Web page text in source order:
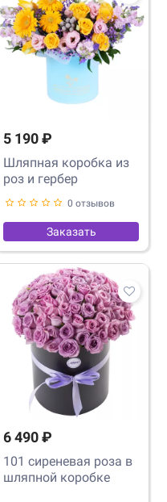
5 190 ₽
Шляпная коробка из
роз и гербер
0 отзывов
Заказать
6 490 ₽
101 сиреневая роза в
шляпной коробке